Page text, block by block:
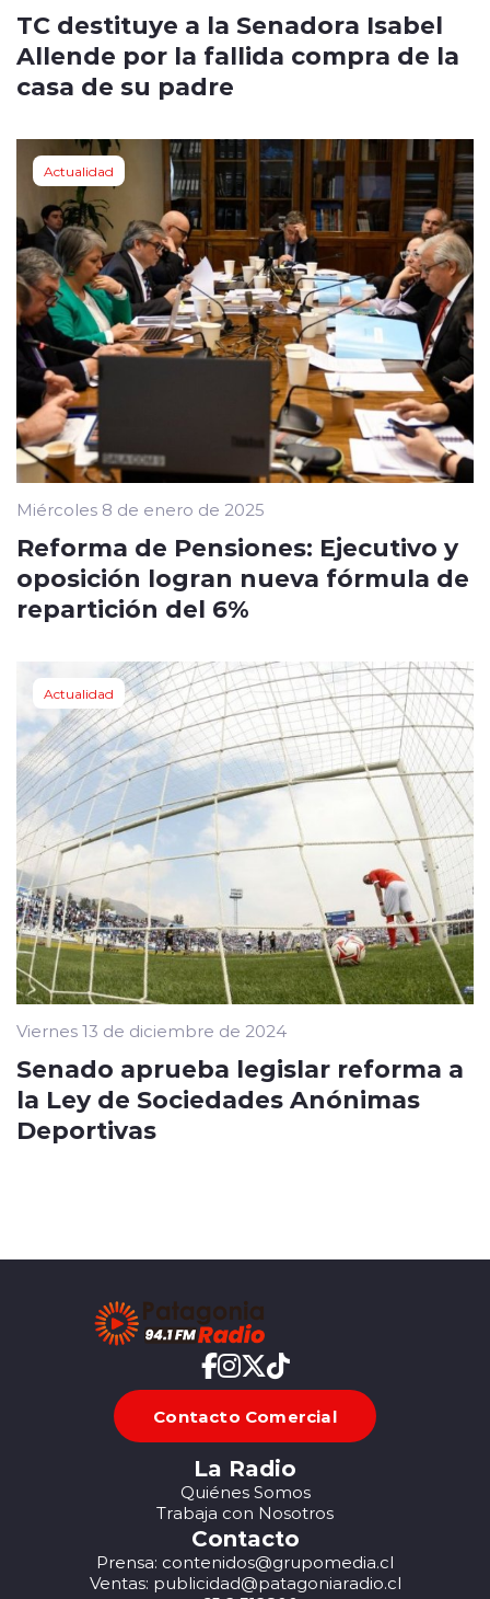
TC destituye a la Senadora Isabel
Allende por la fallida compra de la
casa de su padre
Actualidad
Miércoles 8 de enero de 2025
Reforma de Pensiones: Ejecutivo y
oposición logran nueva fórmula de
repartición del 6%
Actualidad
Viernes 13 de diciembre de 2024
Senado aprueba legislar reforma a
la Ley de Sociedades Anónimas
Deportivas
Contacto Comercial
La Radio
Quiénes Somos
Trabaja con Nosotros
Contacto
Prensa: contenidos@grupomedia.cl
Ventas: publicidad@patagoniaradio.cl